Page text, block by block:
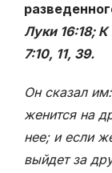
Луки 16:18;
7:10, 11, 39.
Он сказал
женится на
нее; и если
выйдет за